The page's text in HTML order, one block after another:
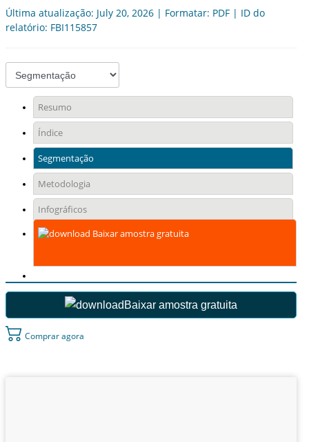
Última atualização: July 20, 2026 | Formatar: PDF | ID do
relatório: FBI115857
Resumo
Índice
Segmentação
Metodologia
Infográficos
Baixar amostra gratuita
Baixar amostra gratuita
Comprar agora